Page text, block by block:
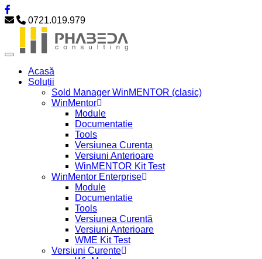
0721.019.979
Acasă
Soluții
Sold Manager WinMENTOR (clasic)
WinMentor
Module
Documentatie
Tools
Versiunea Curenta
Versiuni Anterioare
WinMENTOR Kit Test
WinMentor Enterprise
Module
Documentatie
Tools
Versiunea Curentă
Versiuni Anterioare
WME Kit Test
Versiuni Curente